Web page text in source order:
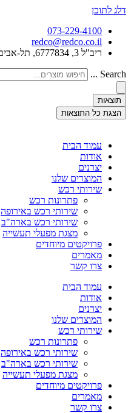
דלג לתוכן
073-229-4100
redco@redco.co.il
ריב"ל 3, 6777834, תל-אביב
Search ...
תוצאות
הצגת כל התוצאות
עמוד הבית
אודות
יצרנים
המוצרים שלנו
שירותי רכש
פתרונות רכש
שירותי רכש באירופה
שירותי רכש בארה"ב
מצגת מפעלי תעשייה
פרויקטים מיוחדים
מאמרים
צרו קשר
עמוד הבית
אודות
יצרנים
המוצרים שלנו
שירותי רכש
פתרונות רכש
שירותי רכש באירופה
שירותי רכש בארה"ב
מצגת מפעלי תעשייה
פרויקטים מיוחדים
מאמרים
צרו קשר